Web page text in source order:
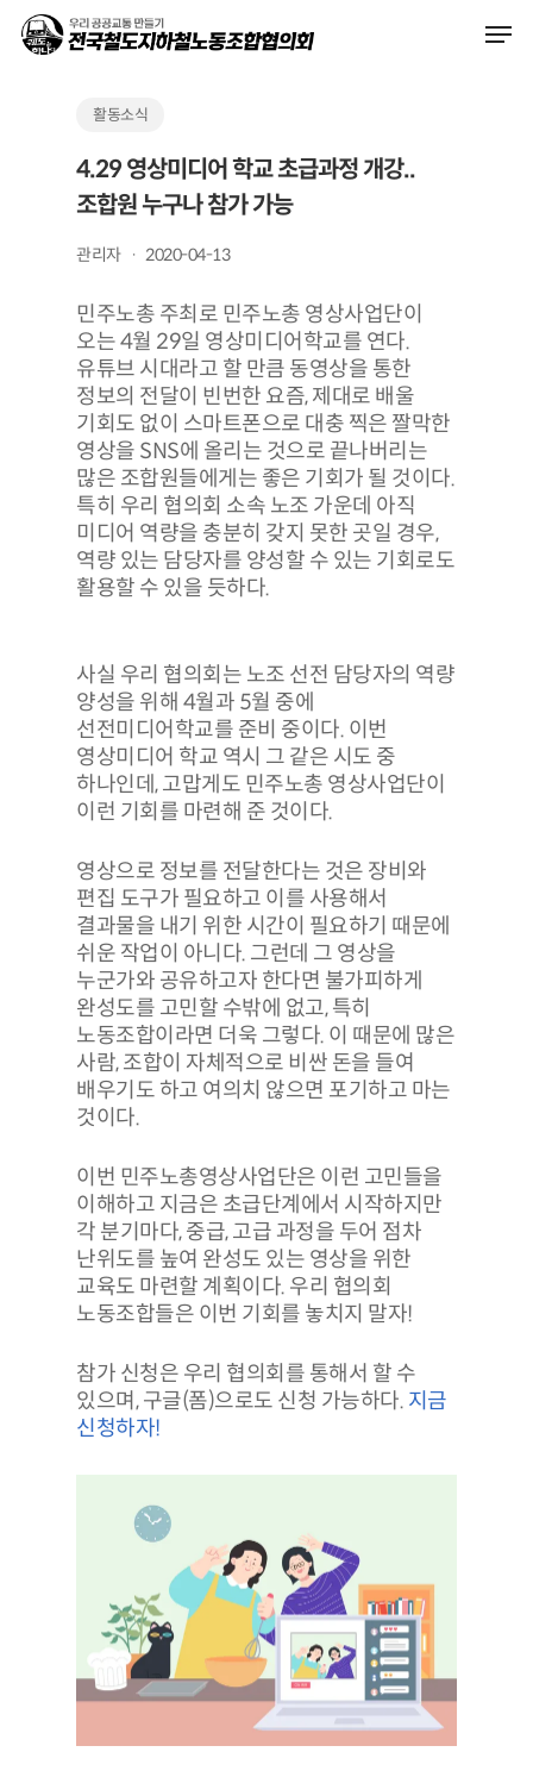
활동소식
4.29 영상미디어 학교 초급과정 개강..
조합원 누구나 참가 가능
관리자 2020-04-13
민주노총 주최로 민주노총 영상사업단이
오는 4월 29일 영상미디어학교를 연다.
유튜브 시대라고 할 만큼 동영상을 통한
정보의 전달이 빈번한 요즘, 제대로 배울
기회도 없이 스마트폰으로 대충 찍은 짤막한
영상을 SNS에 올리는 것으로 끝나버리는
많은 조합원들에게는 좋은 기회가 될 것이다.
특히 우리 협의회 소속 노조 가운데 아직
미디어 역량을 충분히 갖지 못한 곳일 경우,
역량 있는 담당자를 양성할 수 있는 기회로도
활용할 수 있을 듯하다.
사실 우리 협의회는 노조 선전 담당자의 역량
양성을 위해 4월과 5월 중에
선전미디어학교를 준비 중이다. 이번
영상미디어 학교 역시 그 같은 시도 중
하나인데, 고맙게도 민주노총 영상사업단이
이런 기회를 마련해 준 것이다.
영상으로 정보를 전달한다는 것은 장비와
편집 도구가 필요하고 이를 사용해서
결과물을 내기 위한 시간이 필요하기 때문에
쉬운 작업이 아니다. 그런데 그 영상을
누군가와 공유하고자 한다면 불가피하게
완성도를 고민할 수밖에 없고, 특히
노동조합이라면 더욱 그렇다. 이 때문에 많은
사람, 조합이 자체적으로 비싼 돈을 들여
배우기도 하고 여의치 않으면 포기하고 마는
것이다.
이번 민주노총영상사업단은 이런 고민들을
이해하고 지금은 초급단계에서 시작하지만
각 분기마다, 중급, 고급 과정을 두어 점차
난위도를 높여 완성도 있는 영상을 위한
교육도 마련할 계획이다. 우리 협의회
노동조합들은 이번 기회를 놓치지 말자!
참가 신청은 우리 협의회를 통해서 할 수
있으며, 구글(폼)으로도 신청 가능하다. 지금
신청하자!